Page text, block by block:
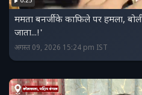
ममता बनर्जी के काफिले पर हमला,
जाता...!'
अगस्त 09, 2026 15:24 pm IST